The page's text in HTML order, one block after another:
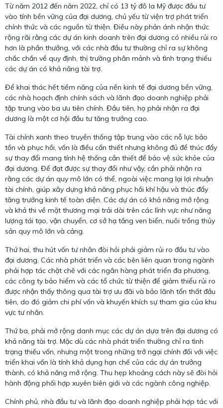
Từ năm 2012 đến năm 2022, chỉ có 13 tỷ đô la Mỹ được đầu tư
vào tính bền vững của đại dương, chủ yếu từ viện trợ phát triển
chính thức và các nguồn từ thiện. Điều này phản ánh nhận thức
rộng rãi rằng các dự án kinh doanh trên đại dương có nhiều rủi ro
hơn là phần thưởng, với các nhà đầu tư thường chỉ ra sự không
chắc chắn về quy định, thị trường phân mảnh và tình trạng thiếu
các dự án có khả năng tài trợ.
Để khai thác hết tiềm năng của nền kinh tế đại dương bền vững,
các nhà hoạch định chính sách và lãnh đạo doanh nghiệp phải
tập trung vào ba ưu tiên chính. Đầu tiên, họ phải nhận ra đại
dương là một cơ hội đầu tư tăng trưởng cao.
Tài chính xanh theo truyền thống tập trung vào các nỗ lực bảo
tồn và phục hồi, vốn là điều cần thiết nhưng không đủ để thúc đẩy
sự thay đổi mang tính hệ thống cần thiết để bảo vệ sức khỏe của
đại dương. Để đạt được sự thay đổi như vậy, cần phải nhận ra
rằng các dự án quy mô lớn có thể, ngoài việc mang lại lợi nhuận
tài chính, giúp xây dựng khả năng phục hồi khí hậu và thúc đẩy
tăng trưởng kinh tế toàn diện. Các dự án có khả năng mở rộng
và khả thi về mặt thương mại trải dài trên các lĩnh vực như năng
lượng tái tạo, vận chuyển, cơ sở hạ tầng ven biển, nuôi trồng thủy
sản quy mô lớn và cảng.
Thứ hai, thu hút vốn tư nhân đòi hỏi phải giảm rủi ro đầu tư vào
đại dương. Các nhà phát triển và các bên liên quan trong ngành
phải hợp tác chặt chẽ với các ngân hàng phát triển đa phương,
các công ty bảo hiểm và các tổ chức từ thiện để giảm thiểu rủi ro
được nhận thấy thông qua tài trợ ưu đãi và bảo lãnh tổn thất đầu
tiên, do đó giảm chi phí vốn và khuyến khích sự tham gia của khu
vực tư nhân.
Thứ ba, phải mở rộng danh mục các dự án dựa trên đại dương có
khả năng tài trợ. Mặc dù các nhà phát triển thường chỉ ra tình
trạng thiếu vốn, nhưng một trong những trở ngại chính đối với việc
triển khai vốn là tính khả dụng hạn chế của các dự án trưởng
thành, có khả năng mở rộng. Thu hẹp khoảng cách này sẽ đòi hỏi
hành động phối hợp xuyên biên giới và các ngành công nghiệp.
Chính phủ, nhà đầu tư và lãnh đạo doanh nghiệp phải hợp tác với